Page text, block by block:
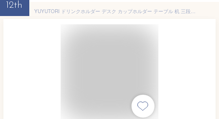
12th
YUYUTORI ドリンクホルダー デスク カップホルダー テーブル 机 三段階調節 飲み物ホルダー スペース節約 クリップ式 机固定 ペンホルダー スマホホルダー コスメホルダー 360度回転収納 日本語説明書付き 贈り物入り 耐荷重5kg ブラック